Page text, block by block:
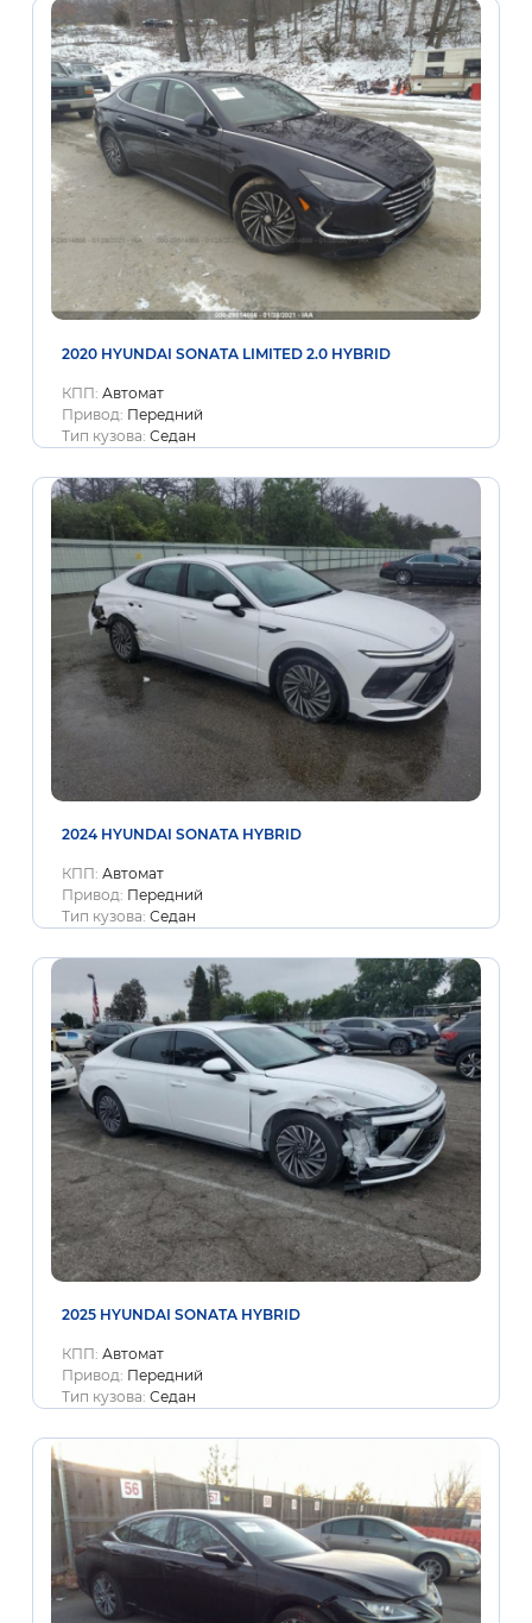
2020 HYUNDAI SONATA LIMITED 2.0 HYBRID
КПП: Автомат
Привод: Передний
Тип кузова: Седан
2024 HYUNDAI SONATA HYBRID
КПП: Автомат
Привод: Передний
Тип кузова: Седан
2025 HYUNDAI SONATA HYBRID
КПП: Автомат
Привод: Передний
Тип кузова: Седан